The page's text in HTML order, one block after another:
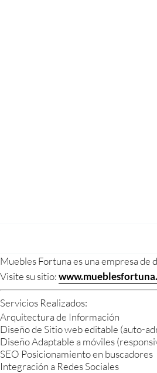
Muebles Fortuna es una empresa de
Visite su sitio:
Servicios Realizados:
Arquitectura de Información
Diseño de Sitio web editable (auto-
Diseño Adaptable a móviles
SEO Posicionamiento en buscadores
Integración a Redes Sociales